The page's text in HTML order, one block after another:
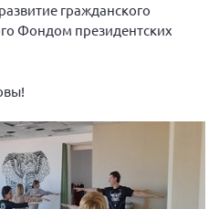
2020
гражданского
Фондом президентских